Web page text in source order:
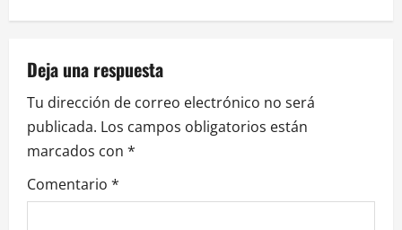
g
a
c
i
ó
n
Deja una respuesta
Tu dirección de correo electrónico no será
publicada. Los campos obligatorios están
marcados con *
Comentario *